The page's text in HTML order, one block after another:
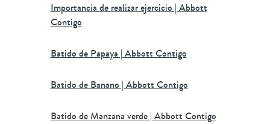
Importancia de realizar ejercicio | Abbott
Contigo
Batido de Papaya | Abbott Contigo
Batido de Banano | Abbott Contigo
Batido de Manzana verde | Abbott Contigo